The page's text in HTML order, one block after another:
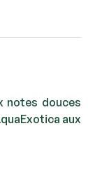
notes douces
aux